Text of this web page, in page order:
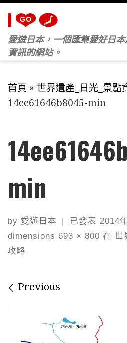
Skip to content
愛遊日本，一個匯集愛好日
資訊的網站。
首頁 » 世界遺產_日光_景點
14ee61646b8045-min
min
by 愛遊日本 | 已發表 2014
dimensions 693 × 800 在 世
攻略
Images
Previous